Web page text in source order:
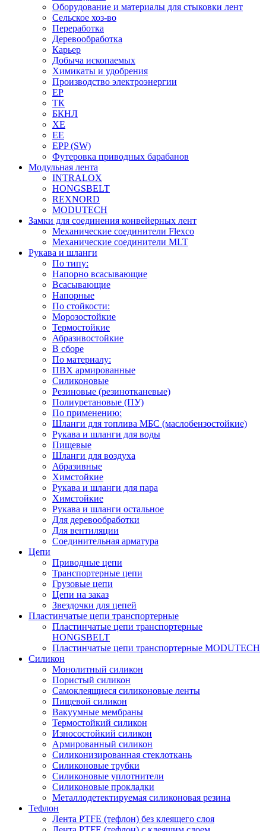
Оборудование и материалы для стыковки лент
Сельское хоз-во
Переработка
Деревообработка
Карьер
Добыча ископаемых
Химикаты и удобрения
Производство электроэнергии
EP
ТК
БКНЛ
XE
EE
EPP (SW)
Футеровка приводных барабанов
Модульная лента
INTRALOX
HONGSBELT
REXNORD
MODUTECH
Замки для соединения конвейерных лент
Механические соединители Flexco
Механические соединители MLT
Рукава и шланги
По типу:
Напорно всасывающие
Всасывающие
Напорные
По стойкости:
Морозостойкие
Термостойкие
Абразивостойкие
В сборе
По материалу:
ПВХ армированные
Силиконовые
Резиновые (резинотканевые)
Полиуретановые (ПУ)
По применению:
Шланги для топлива МБС (маслобензостойкие)
Рукава и шланги для воды
Пищевые
Шланги для воздуха
Абразивные
Химстойкие
Рукава и шланги для пара
Химстойкие
Рукава и шланги остальное
Для деревообработки
Для вентиляции
Соединительная арматура
Цепи
Приводные цепи
Транспортерные цепи
Грузовые цепи
Цепи на заказ
Звездочки для цепей
Пластинчатые цепи транспортерные
Пластинчатые цепи транспортерные
HONGSBELT
Пластинчатые цепи транспортерные MODUTECH
Силикон
Монолитный силикон
Пористый силикон
Самоклеящиеся силиконовые ленты
Пищевой силикон
Вакуумные мембраны
Термостойкий силикон
Износостойкий силикон
Армированный силикон
Силиконизированная стеклоткань
Силиконовые трубки
Силиконовые уплотнители
Силиконовые прокладки
Металлодетектируемая силиконовая резина
Тефлон
Лента PTFE (тефлон) без клеящего слоя